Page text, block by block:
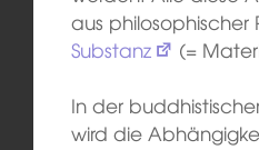
aus philosophischer
Substanz
(=
In der
wird die